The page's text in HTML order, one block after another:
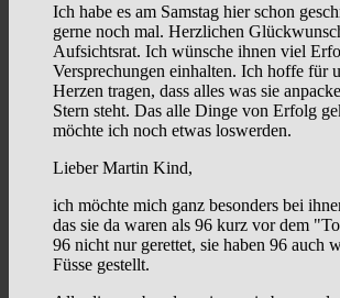
Ich habe es am Samstag hier schon
gerne noch mal. Herzlichen
Aufsichtsrat. Ich wünsche ihnen viel
Versprechungen einhalten. Ich hoffe für
Herzen tragen, dass alles was sie
Stern steht. Das alle Dinge von Erfolg
möchte ich noch etwas loswerden.
Lieber Martin Kind,
ich möchte mich ganz besonders bei
das sie da waren als 96 kurz vor dem
96 nicht nur gerettet, sie haben 96 auch
Füsse gestellt.